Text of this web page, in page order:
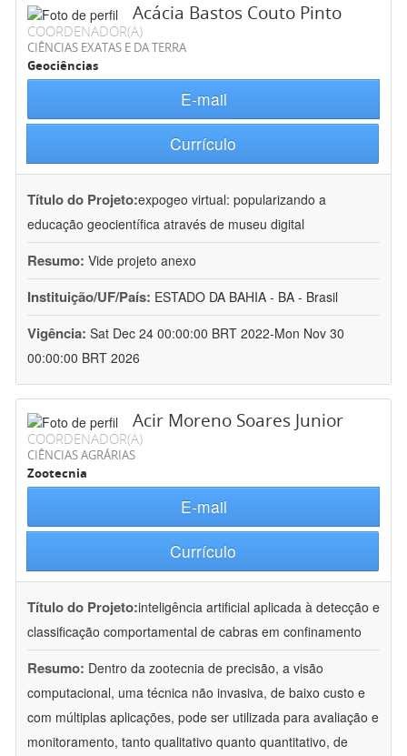
Acácia Bastos Couto Pinto
COORDENADOR(A)
CIÊNCIAS EXATAS E DA TERRA
Geociências
E-mail
Currículo
Título do Projeto:expogeo virtual: popularizando a
educação geocientífica através de museu digital
Resumo: Vide projeto anexo
Instituição/UF/País: ESTADO DA BAHIA - BA - Brasil
Vigência: Sat Dec 24 00:00:00 BRT 2022-Mon Nov 30
00:00:00 BRT 2026
Acir Moreno Soares Junior
COORDENADOR(A)
CIÊNCIAS AGRÁRIAS
Zootecnia
E-mail
Currículo
Título do Projeto:inteligência artificial aplicada à detecção e
classificação comportamental de cabras em confinamento
Resumo: Dentro da zootecnia de precisão, a visão
computacional, uma técnica não invasiva, de baixo custo e
com múltiplas aplicações, pode ser utilizada para avaliação e
monitoramento, tanto qualitativo quanto quantitativo, de